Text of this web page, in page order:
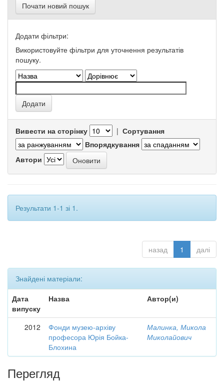
Почати новий пошук
Додати фільтри:
Використовуйте фільтри для уточнення результатів
пошуку.
Вивести на сторінку | Сортування
Впорядкування
Автори
Результати 1-1 зі 1.
назад 1 далі
Знайдені матеріали:
Дата
випуску
Назва Автор(и)
2012
Фонди музею-архіву
професора Юрія Бойка-
Блохина
Малинка, Микола
Миколайович
Перегляд